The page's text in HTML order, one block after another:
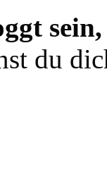
du